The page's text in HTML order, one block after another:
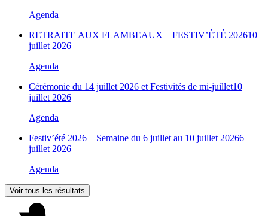
Agenda
RETRAITE AUX FLAMBEAUX – FESTIV’ÉTÉ 202610
juillet 2026
Agenda
Cérémonie du 14 juillet 2026 et Festivités de mi-juillet10
juillet 2026
Agenda
Festiv’été 2026 – Semaine du 6 juillet au 10 juillet 20266
juillet 2026
Agenda
Voir tous les résultats